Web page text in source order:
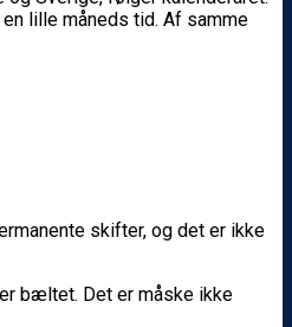
lille måneds tid. Af samme
skifter, og det er ikke
bæltet. Det er måske ikke